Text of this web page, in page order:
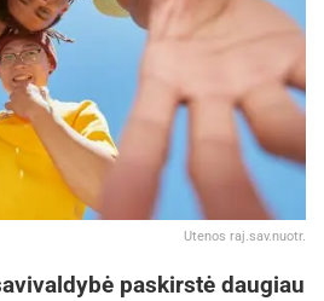
Utenos raj.sav.nuotr.
paskirstė daugiau